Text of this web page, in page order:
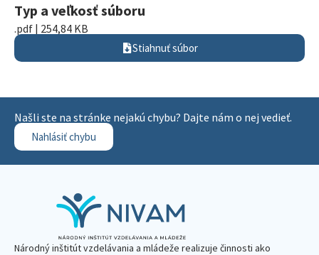
Typ a veľkosť súboru
.pdf | 254,84 KB
Stiahnuť súbor
Našli ste na stránke nejakú chybu? Dajte nám o nej vedieť.
Nahlásiť chybu
Národný inštitút vzdelávania a mládeže realizuje činnosti ako